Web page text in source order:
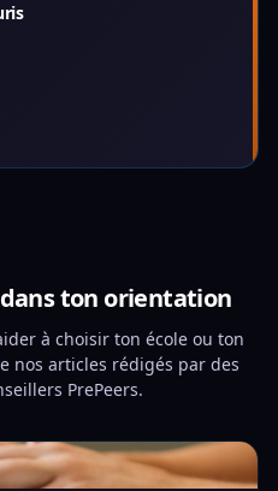
ton orientation
à choisir ton école ou ton
nos articles rédigés par des
PrePeers.